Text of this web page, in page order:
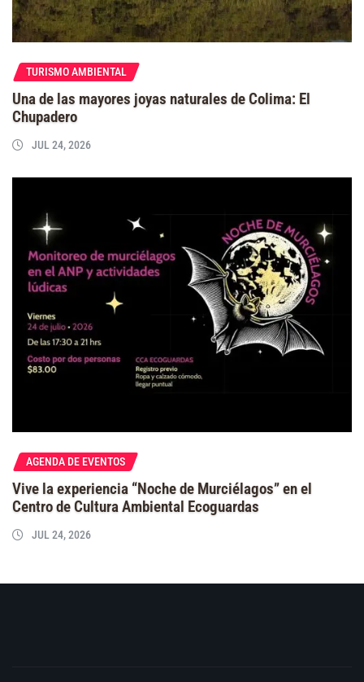
TURISMO AMBIENTAL
Una de las mayores joyas naturales de Colima: El
Chupadero
JUL 24, 2026
AGENDA DE EVENTOS
Vive la experiencia “Noche de Murciélagos” en el
Centro de Cultura Ambiental Ecoguardas
JUL 24, 2026